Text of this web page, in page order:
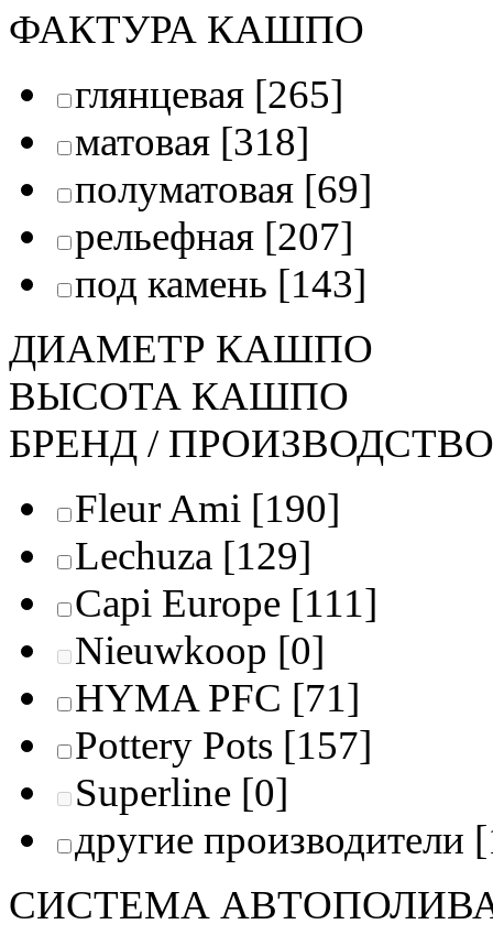
ФАКТУРА КАШПО
глянцевая [265]
матовая [318]
полуматовая [69]
рельефная [207]
под камень [143]
ДИАМЕТР КАШПО
ВЫСОТА КАШПО
БРЕНД / ПРОИЗВОДСТВО
Fleur Ami [190]
Lechuza [129]
Capi Europe [111]
Nieuwkoop [0]
HYMA PFC [71]
Pottery Pots [157]
Superline [0]
другие производители
СИСТЕМА